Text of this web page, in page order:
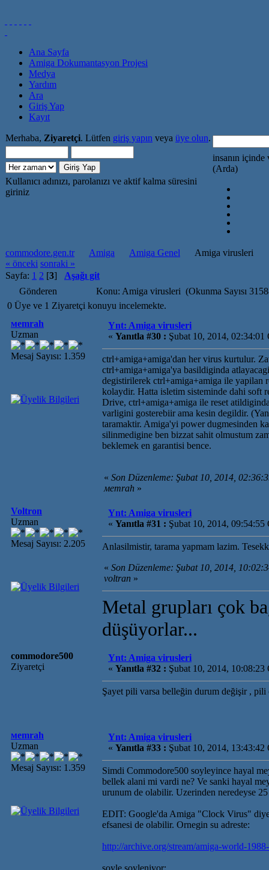
Ana Sayfa
Amiga Dokumantasyon Projesi
Medya
Yardım
Ara
Giriş Yap
Kayıt
Merhaba, Ziyaretçi. Lütfen giriş yapın veya üye olun.
Kullanıcı adınızı, parolanızı ve aktif kalma süresini
giriniz
insanın içinde
(Arda)
commodore.gen.tr Amiga Amiga Genel
Amiga virusleri
« önceki sonraki »
Sayfa: 1 2 [3] Aşağı git
Gönderen
Konu: Amiga virusleri (Okunma Sayısı
0 Üye ve 1 Ziyaretçi konuyu incelemekte.
мemrah
Uzman
Mesaj Sayısı: 1.359
Ynt: Amiga virusleri
« Yanıtla #30 : Şubat 10, 2014, 02:34:01
ctrl+amiga+amiga'dan her virus kurtulur.
ctrl+amiga+amiga'ya basildiginda
degistirilerek ctrl+amiga+amiga ile yapilan
kolaydir. Hatta isletim sisteminde dahi soft
Drive, ctrl+amiga+amiga ile reset
varligini gosterebiir ama kesin degildir.
taramaktir. Amiga'yi power dugmesinden
silinmedigine ben bizzat sahit olmustum
beklemek en garantisi bence.
« Son Düzenleme: Şubat 10, 2014,
мemrah »
Voltron
Uzman
Mesaj Sayısı: 2.205
Ynt: Amiga virusleri
« Yanıtla #31 : Şubat 10, 2014, 09:54:55
Anlasilmistir, tarama yapmam lazim.
« Son Düzenleme: Şubat 10, 2014,
voltran »
Metal grupları çok
düşüyorlar...
commodore500
Ziyaretçi
Ynt: Amiga virusleri
« Yanıtla #32 : Şubat 10, 2014, 10:08:23
Şayet pili varsa belleğin durum değişir , pili
мemrah
Uzman
Mesaj Sayısı: 1.359
Ynt: Amiga virusleri
« Yanıtla #33 : Şubat 10, 2014, 13:43:42
Simdi Commodore500 soyleyince hayal
bellek alani mi vardi ne? Ve sanki hayal
urunum de olabilir. Uzerinden neredeyse
EDIT: Google'da Amiga "Clock Virus"
efsanesi de olabilir. Ornegin su adreste:
http://archive.org/stream/amiga-world-
soyle soyleniyor: